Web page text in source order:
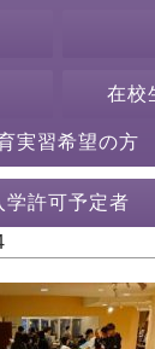
在校
実習希望の方
学許可予定者